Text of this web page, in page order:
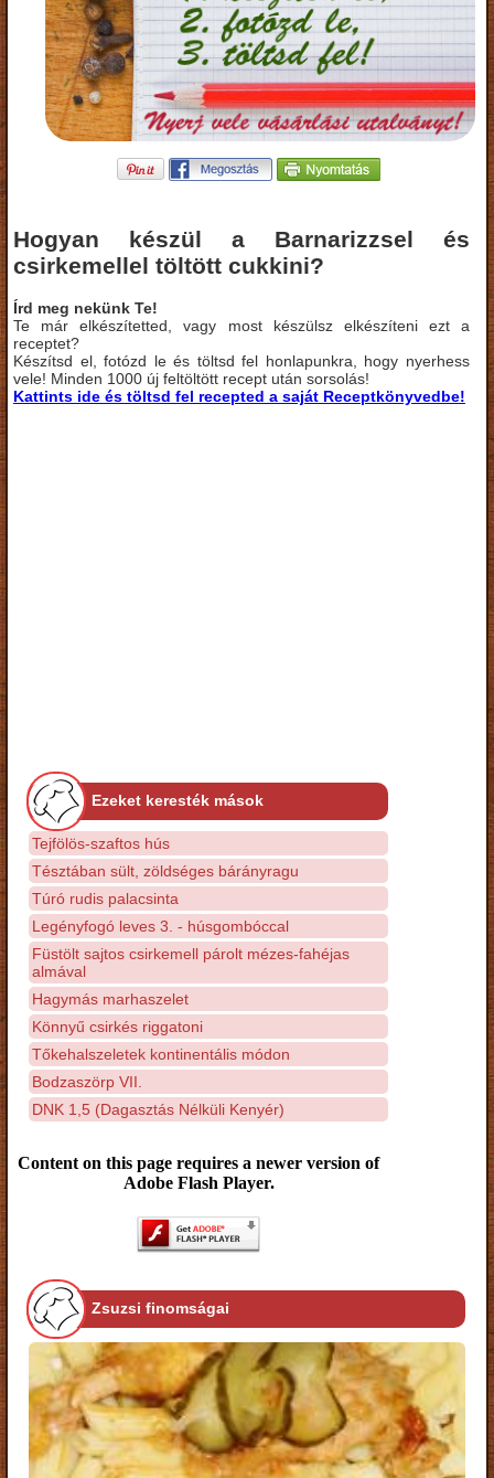
Hogyan készül a Barnarizzsel és
csirkemellel töltött cukkini?
Írd meg nekünk Te!
Te már elkészítetted, vagy most készülsz elkészíteni ezt a
receptet?
Készítsd el, fotózd le és töltsd fel honlapunkra, hogy nyerhess
vele! Minden 1000 új feltöltött recept után sorsolás!
Kattints ide és töltsd fel recepted a saját Receptkönyvedbe!
Ezeket keresték mások
Tejfölös-szaftos hús
Tésztában sült, zöldséges bárányragu
Túró rudis palacsinta
Legényfogó leves 3. - húsgombóccal
Füstölt sajtos csirkemell párolt mézes-fahéjas
almával
Hagymás marhaszelet
Könnyű csirkés riggatoni
Tőkehalszeletek kontinentális módon
Bodzaszörp VII.
DNK 1,5 (Dagasztás Nélküli Kenyér)
Content on this page requires a newer version of
Adobe Flash Player.
Zsuzsi finomságai